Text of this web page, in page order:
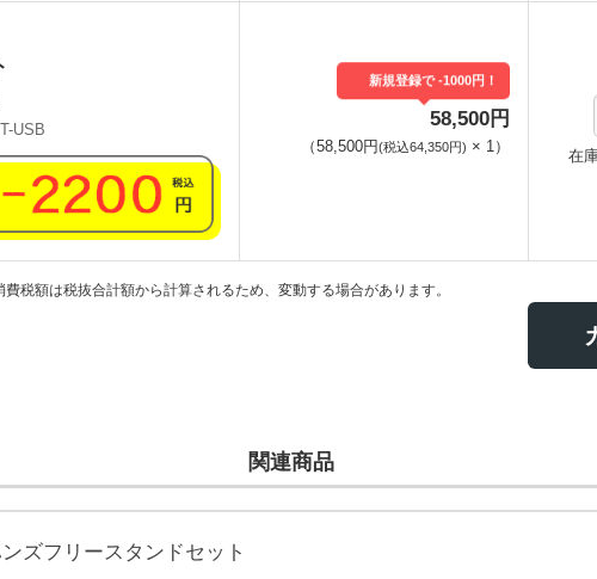
USB
新規登録で -1000円！
58,500円
（58,500円(税込64,350円) × 1）
在
税額は税抜合計額から計算されるため、変動する場合があります。
関連商品
ズフリースタンドセット